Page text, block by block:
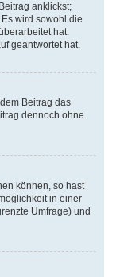
anklickst;
wird sowohl die
hat.
geantwortet hat.
Beitrag das
dennoch ohne
können, so hast
in einer
Umfrage) und